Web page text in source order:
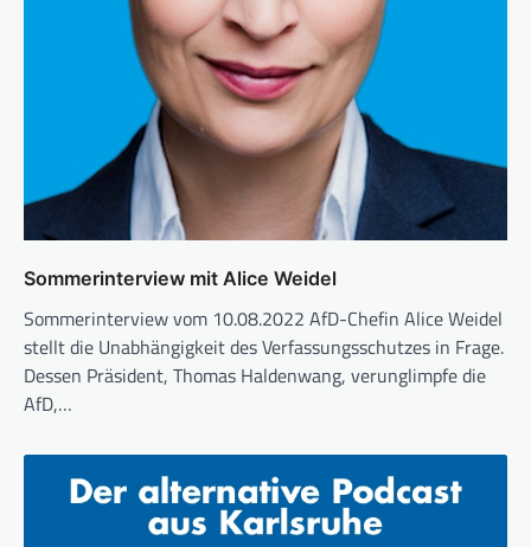
Sommerinterview mit Alice Weidel
Sommerinterview vom 10.08.2022 AfD-Chefin Alice Weidel
stellt die Unabhängigkeit des Verfassungsschutzes in Frage.
Dessen Präsident, Thomas Haldenwang, verunglimpfe die
AfD,…